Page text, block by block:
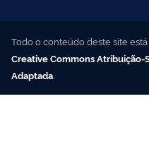
Todo o conteúdo deste site
Creative Commons Atribuição-
Adaptada